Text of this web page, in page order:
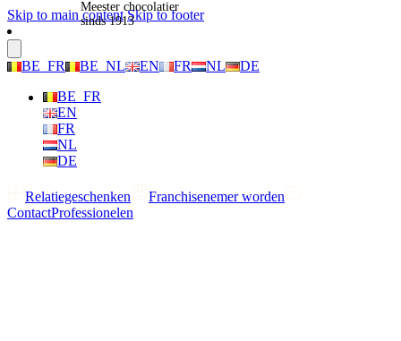
Skip to main content Skip to footer
BE_FR BE_NL EN FR NL
DE
BE_FR
EN
FR
NL
DE
Relatiegeschenken
Franchisenemer worden
ContactProfessionelen
Meester chocolatier
sinds 1913